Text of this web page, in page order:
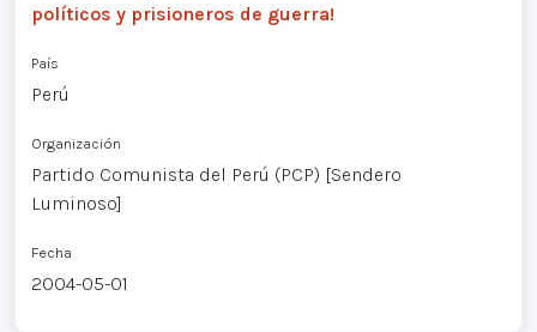
políticos y prisioneros de guerra!
País
Perú
Organización
Partido Comunista del Perú (PCP) [Sendero
Luminoso]
Fecha
2004-05-01